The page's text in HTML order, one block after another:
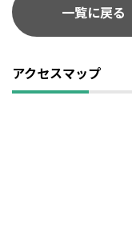
一覧に戻る
アクセスマップ